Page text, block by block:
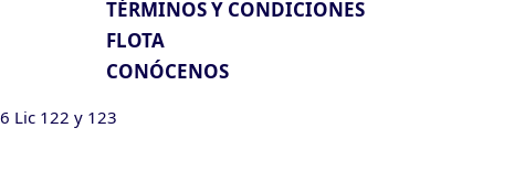
TÉRMINOS Y CONDICIONES
FLOTA
CONÓCENOS
Lic 122 y 123